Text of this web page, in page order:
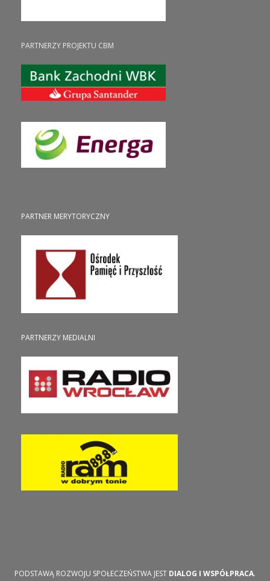
PARTNERZY PROJEKTU CBM
PARTNER MERYTORYCZNY
PARTNERZY MEDIALNI
PODSTAWĄ ROZWOJU SPOŁECZEŃSTWA JEST DIALOG I WSPÓŁPRACA.